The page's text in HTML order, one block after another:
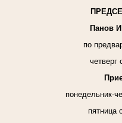
Панов
по
четверг
понедельник-
пятница